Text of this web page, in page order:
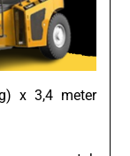
x 3,4 meter